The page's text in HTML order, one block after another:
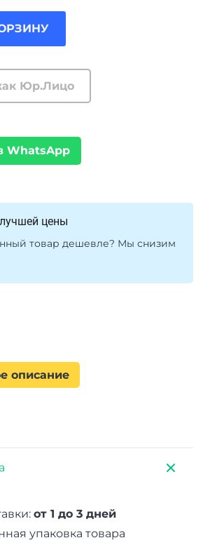
Юр.Лицо
WhatsApp
цены
товар дешевле? Мы снизим
описание
от 1 до 3 дней
упаковка товара